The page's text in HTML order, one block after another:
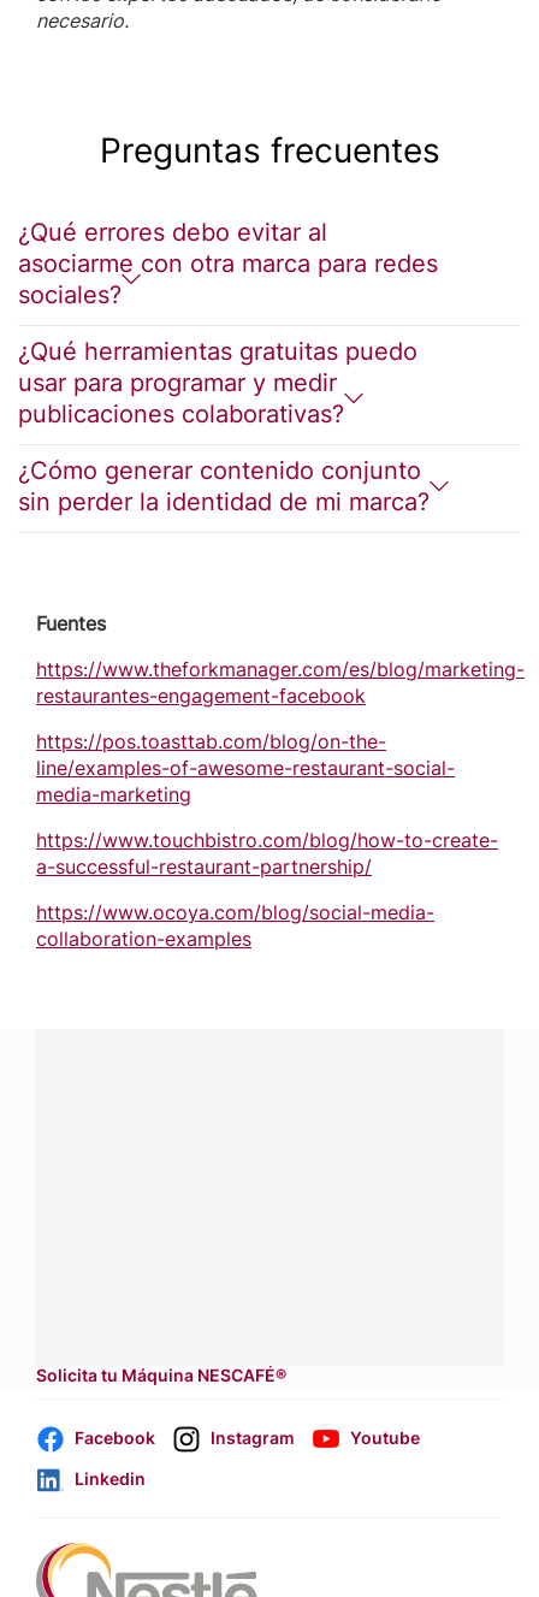
necesario.
Preguntas frecuentes
¿Qué errores debo evitar al
asociarme con otra marca para redes
sociales?
¿Qué herramientas gratuitas puedo
usar para programar y medir
publicaciones colaborativas?
¿Cómo generar contenido conjunto
sin perder la identidad de mi marca?
Fuentes
https://www.theforkmanager.com/es/blog/marketing-
restaurantes-engagement-facebook
https://pos.toasttab.com/blog/on-the-
line/examples-of-awesome-restaurant-social-
media-marketing
https://www.touchbistro.com/blog/how-to-create-
a-successful-restaurant-partnership/
https://www.ocoya.com/blog/social-media-
collaboration-examples
Solicita tu Máquina NESCAFÉ®
Facebook Instagram
Youtube
Linkedin